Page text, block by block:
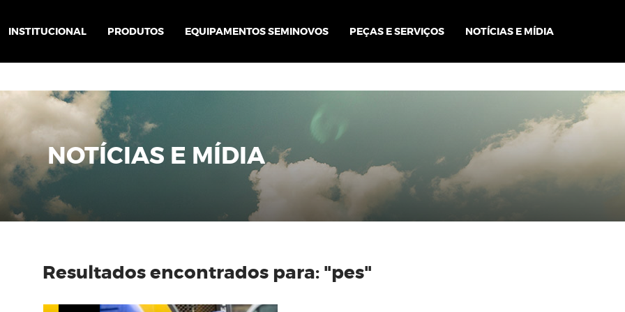
INSTITUCIONAL PRODUTOS EQUIPAMENTOS SEMINOVOS PEÇAS E SERVIÇOS NOTÍCIAS E MÍDIA
NOTÍCIAS E MÍDIA
Resultados encontrados para: "pes"